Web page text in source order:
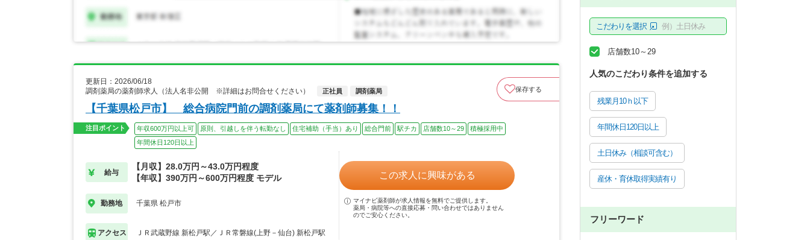
更新日：2026/06/18
調剤薬局の薬剤師求人（法人名非公開 ※詳細はお問合せください）
正社員 調剤薬局 保存する
【千葉県松戸市】 総合病院門前の調剤薬局にて薬剤師募集！！
注目ポイント 年収600万円以上可 原則、引越しを伴う転勤なし 住宅補助（手当）あり 総合門前 駅チカ 店舗数10～29
積極採用中
年間休日120日以上
給与
【月収】28.0万円～43.0万円程度
【年収】390万円～600万円程度 モデル
勤務地 千葉県 松戸市
アクセス ＪＲ武蔵野線 新松戸駅／ＪＲ常磐線(上野－仙台) 新松戸駅
この求人に興味がある
マイナビ薬剤師が求人情報を無料でご提供します。
薬局・病院等への直接応募・問い合わせではありません
のでご安心ください。
こだわりを選択 例）土日休み
店舗数10～29
人気のこだわり条件を追加する
残業月10ｈ以下
年間休日120日以上
土日休み（相談可含む）
産休・育休取得実績有り
フリーワード